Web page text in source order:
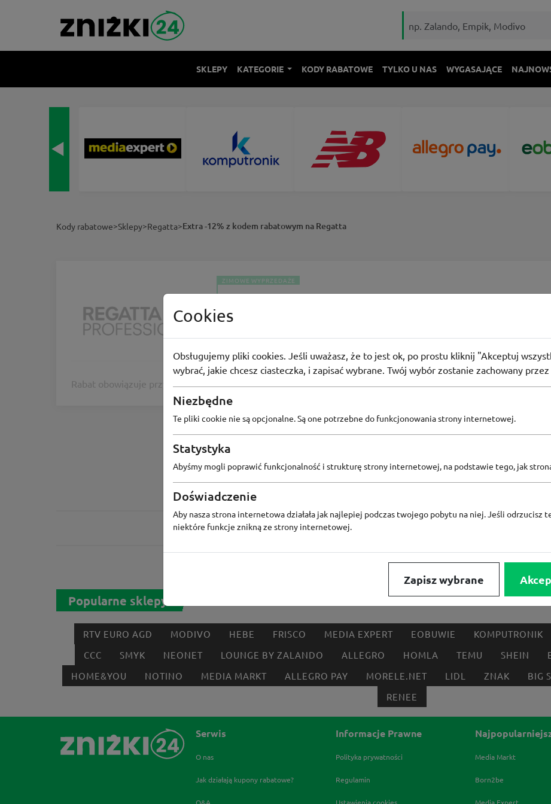
SKLEPY KATEGORIE KODY RABATOWE TYLKO U NAS WYGASAJĄCE
Kody rabatowe>Sklepy>Regatta>Extra -12% z kodem rabatowym na Regatta
ZIMOWE WYPRZEDAŻE
Extra -12% z kodem rabatowym na Regatta
-12% 114 osób użyło KOD
Rabat obowiązuje przy zakupie 2 produktów.
Popularne sklepy
RTV EURO AGD MODIVO HEBE FRISCO MEDIA EXPERT EOBUWIE KOMPUTRONIK
CCC
SMYK NEONET LOUNGE BY ZALANDO ALLEGRO HOMLA TEMU SHEIN
HOME&YOU
NOTINO MEDIA MARKT ALLEGRO PAY MORELE.NET LIDL ZNAK BIG
RENEE
Serwis
O nas
Jak działają kupony rabatowe?
Informacje Prawne
Polityka prywatności
Regulamin
Media Markt
Born2be
Cookies
Obsługujemy pliki cookies. Jeśli uważasz, że to jest ok, po prostu kliknij "Akceptuj
wybrać, jakie chcesz ciasteczka, i zapisać wybrane. Twój wybór zostanie zachowany
Niezbędne
Te pliki cookie nie są opcjonalne. Są one potrzebne do funkcjonowania strony internetowej.
Statystyka
Abyśmy mogli poprawić funkcjonalność i strukturę strony internetowej, na podstawie tego, jak
Doświadczenie
Aby nasza strona internetowa działała jak najlepiej podczas twojego pobytu na niej. Jeśli odrzucisz
niektóre funkcje znikną ze strony internetowej.
Zapisz wybrane